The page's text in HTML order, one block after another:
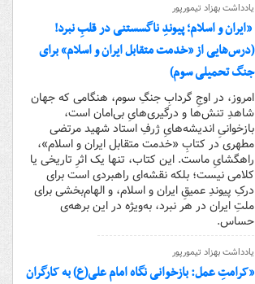
یادداشت بهزاد تیمورپور
«ایران و اسلام؛ پیوندِ ناگسستنی در قلبِ نبرد!
(درس‌هایی از «خدمت متقابل ایران و اسلام» برای
جنگ تحمیلی سوم)
امروز، در اوجِ گردابِ جنگِ سوم، هنگامی که جهان
شاهدِ تنش‌ها و درگیری‌هایِ بی‌امان است،
بازخوانیِ اندیشه‌هایِ ژرفِ استاد شهید مرتضی
مطهری در کتابِ «خدمت متقابل ایران و اسلام»،
راهگشایِ ماست. این کتاب، تنها یک اثرِ تاریخی یا
کلامی نیست؛ بلکه نقشه‌ای راهبردی است برای
درکِ پیوندِ عمیقِ ایران و اسلام، و الهام‌بخشی برای
ملتِ ایران در هر نبرد، به‌ویژه در این برهه‌ی
حساس.
یادداشت بهزاد تیمورپور
«کرامتِ عمل: بازخوانی نگاه امام علی(ع) به کارگران